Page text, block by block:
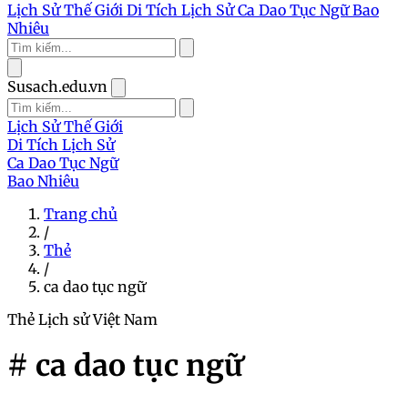
Lịch Sử Thế Giới Di Tích Lịch SửCa Dao Tục NgữBao
Nhiêu
Susach.edu.vn
Lịch Sử Thế Giới
Di Tích Lịch Sử
Ca Dao Tục Ngữ
Bao Nhiêu
Trang chủ
/
Thẻ
/
ca dao tục ngữ
Thẻ Lịch sử Việt Nam
# ca dao tục ngữ